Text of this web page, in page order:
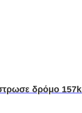
δρόμο